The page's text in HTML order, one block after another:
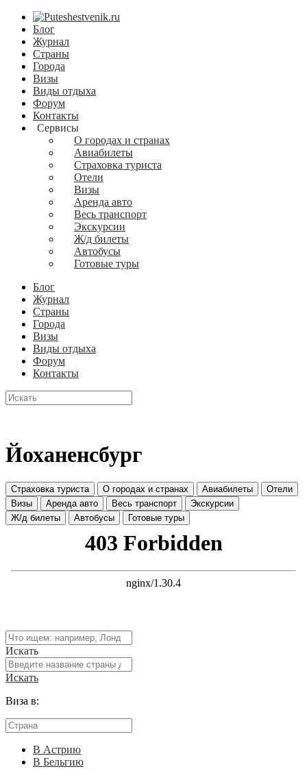
Блог
Журнал
Страны
Города
Визы
Виды отдыха
Форум
Контакты
Сервисы
О городах и странах
Авиабилеты
Страховка туриста
Отели
Визы
Аренда авто
Весь транспорт
Экскурсии
Ж/д билеты
Автобусы
Готовые туры
Блог
Журнал
Страны
Города
Визы
Виды отдыха
Форум
Контакты
Йоханенсбург
Страховка туриста О городах и странах Авиабилеты
Отели
Визы
Аренда авто Весь транспорт
Экскурсии
Ж/д билеты
Автобусы Готовые туры
Искать
Искать
Виза в:
В Астрию
В Бельгию